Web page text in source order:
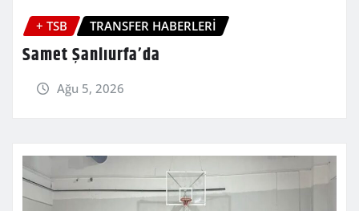
+ TSB TRANSFER HABERLERİ
Samet Şanlıurfa’da
Ağu 5, 2026